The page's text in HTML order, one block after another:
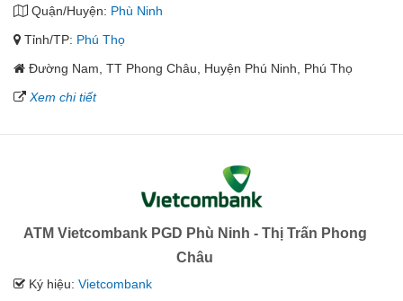
Quận/Huyện: Phù Ninh
Tỉnh/TP: Phú Thọ
Đường Nam, TT Phong Châu, Huyện Phú Ninh, Phú Thọ
Xem chi tiết
ATM Vietcombank PGD Phù Ninh - Thị Trấn Phong
Châu
Ký hiệu: Vietcombank